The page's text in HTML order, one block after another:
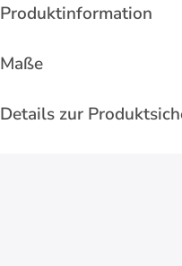
Produktinformation
Maße
Details zur